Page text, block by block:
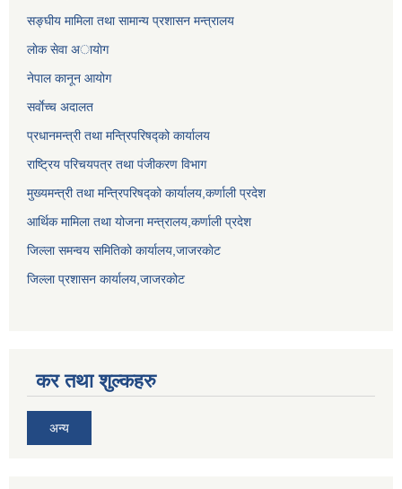
सङ्घीय मामिला तथा सामान्य प्रशासन मन्त्रालय
लाेक सेवा अायाेग
नेपाल कानून आयोग
सर्वाेच्च अदालत
प्रधानमन्त्री तथा मन्त्रिपरिषद्को कार्यालय
राष्ट्रिय परिचयपत्र तथा पंजीकरण विभाग
मुख्यमन्त्री तथा मन्त्रिपरिषद्को कार्यालय,कर्णाली प्रदेश
आर्थिक मामिला तथा योजना मन्त्रालय,कर्णाली प्रदेश
जिल्ला समन्वय समितिको कार्यालय,जाजरकाेट
जिल्ला प्रशासन कार्यालय,जाजरकोट
कर तथा शुल्कहरु
अन्य